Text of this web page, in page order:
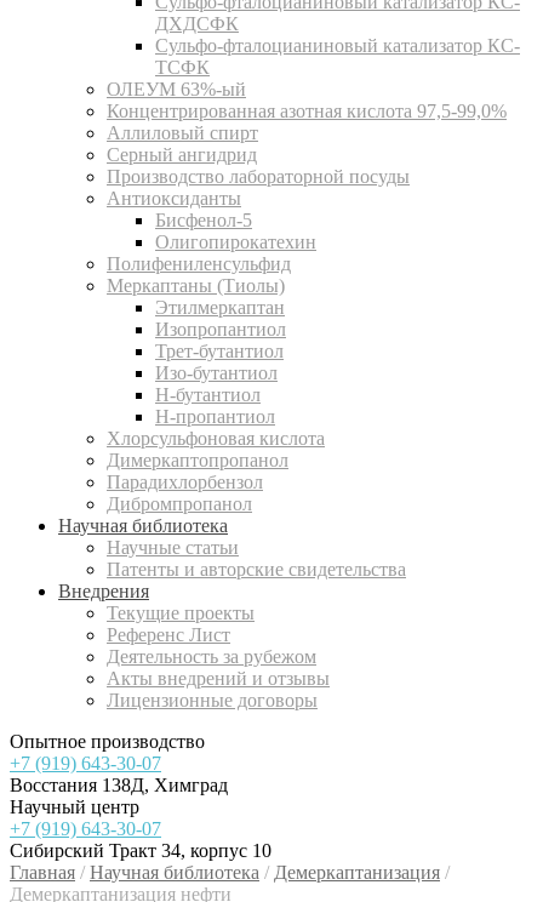
ДХДСФК
Сульфо-фталоцианиновый катализатор КС-
ТСФК
ОЛЕУМ 63%-ый
Концентрированная азотная кислота 97,5-99,0%
Аллиловый спирт
Серный ангидрид
Производство лабораторной посуды
Антиоксиданты
Бисфенол-5
Олигопирокатехин
Полифениленсульфид
Меркаптаны (Тиолы)
Этилмеркаптан
Изопропантиол
Трет-бутантиол
Изо-бутантиол
Н-бутантиол
Н-пропантиол
Хлорсульфоновая кислота
Димеркаптопропанол
Парадихлорбензол
Дибромпропанол
Научная библиотека
Научные статьи
Патенты и авторские свидетельства
Внедрения
Текущие проекты
Референс Лист
Деятельность за рубежом
Акты внедрений и отзывы
Лицензионные договоры
Опытное производство
+7 (919) 643-30-07
Восстания 138Д, Химград
Научный центр
+7 (919) 643-30-07
Сибирский Тракт 34, корпус 10
Главная / Научная библиотека / Демеркаптанизация /
Демеркаптанизация нефти